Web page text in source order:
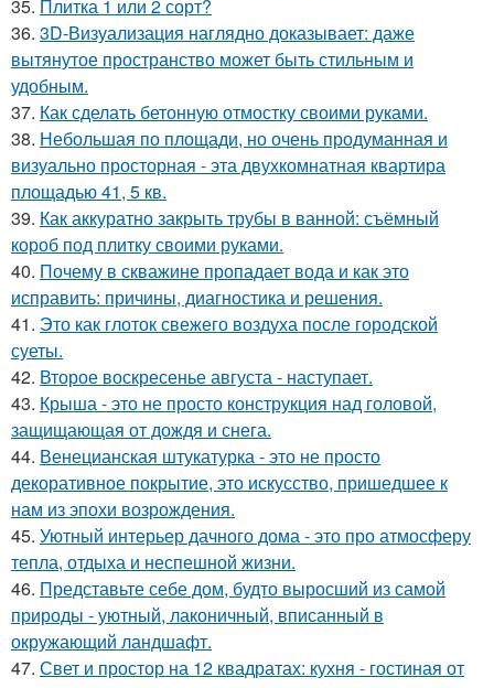
35. Плитка 1 или 2 сорт?
36. 3D-Визуализация наглядно доказывает: даже
вытянутое пространство может быть стильным и
удобным.
37. Как сделать бетонную отмостку своими руками.
38. Небольшая по площади, но очень продуманная и
визуально просторная - эта двухкомнатная квартира
площадью 41, 5 кв.
39. Как аккуратно закрыть трубы в ванной: съёмный
короб под плитку своими руками.
40. Почему в скважине пропадает вода и как это
исправить: причины, диагностика и решения.
41. Это как глоток свежего воздуха после городской
суеты.
42. Второе воскресенье августа - наступает.
43. Крыша - это не просто конструкция над головой,
защищающая от дождя и снега.
44. Венецианская штукатурка - это не просто
декоративное покрытие, это искусство, пришедшее к
нам из эпохи возрождения.
45. Уютный интерьер дачного дома - это про атмосферу
тепла, отдыха и неспешной жизни.
46. Представьте себе дом, будто выросший из самой
природы - уютный, лаконичный, вписанный в
окружающий ландшафт.
47. Свет и простор на 12 квадратах: кухня - гостиная от